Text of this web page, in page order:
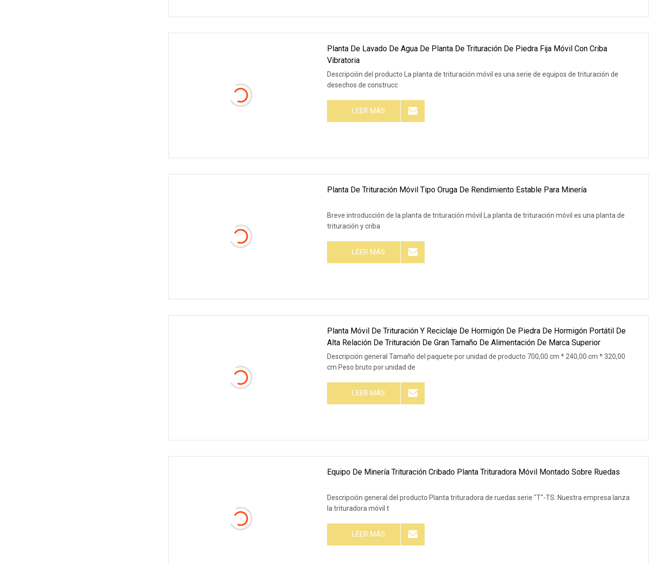
Planta De Lavado De Agua De Planta De Trituración De Piedra Fija Móvil Con Criba
Vibratoria
Descripción del producto La planta de trituración móvil es una serie de equipos de trituración de
desechos de construcc
LEER MÁS
Planta De Trituración Móvil Tipo Oruga De Rendimiento Estable Para Minería
Breve introducción de la planta de trituración móvil La planta de trituración móvil es una planta de
trituración y criba
LEER MÁS
Planta Móvil De Trituración Y Reciclaje De Hormigón De Piedra De Hormigón Portátil De
Alta Relación De Trituración De Gran Tamaño De Alimentación De Marca Superior
Descripción general Tamaño del paquete por unidad de producto 700,00 cm * 240,00 cm * 320,00
cm Peso bruto por unidad de
LEER MÁS
Equipo De Minería Trituración Cribado Planta Trituradora Móvil Montado Sobre Ruedas
Descripción general del producto Planta trituradora de ruedas serie "T"-TS: Nuestra empresa lanza
la trituradora móvil t
LEER MÁS